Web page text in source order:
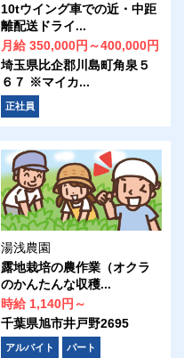
10tウイング車での近・中距
離配送ドライ...
月給 350,000円～400,000円
埼玉県比企郡川島町角泉５
６７ ※マイカ...
正社員
湯浅農園
露地栽培の農作業（オクラ
のかんたんな収穫...
時給 1,140円～
千葉県旭市井戸野2695
アルバイト パート